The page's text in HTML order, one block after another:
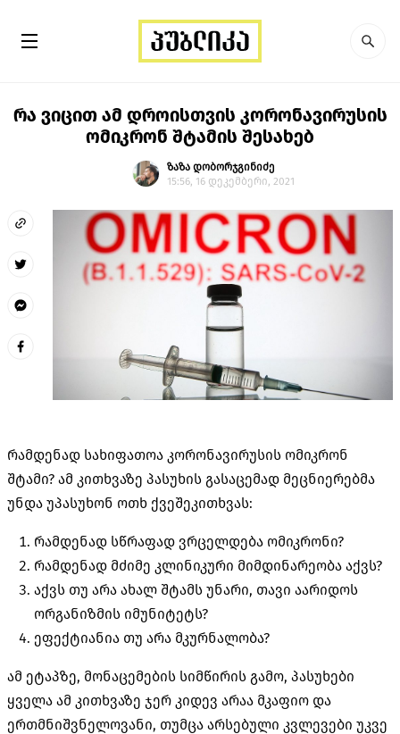
რა ვიცით ამ დროისთვის კორონავირუსის
ომიკრონ შტამის შესახებ
ზაზა დობორჯგინიძე
15:56, 16 დეკემბერი, 2021
რამდენად სახიფათოა კორონავირუსის ომიკრონ
შტამი? ამ კითხვაზე პასუხის გასაცემად მეცნიერებმა
უნდა უპასუხონ ოთხ ქვეშეკითხვას:
რამდენად სწრაფად ვრცელდება ომიკრონი?
რამდენად მძიმე კლინიკური მიმდინარეობა აქვს?
აქვს თუ არა ახალ შტამს უნარი, თავი აარიდოს
ორგანიზმის იმუნიტეტს?
ეფექტიანია თუ არა მკურნალობა?
ამ ეტაპზე, მონაცემების სიმწირის გამო, პასუხები
ყველა ამ კითხვაზე ჯერ კიდევ არაა მკაფიო და
ერთმნიშვნელოვანი, თუმცა არსებული კვლევები უკვე